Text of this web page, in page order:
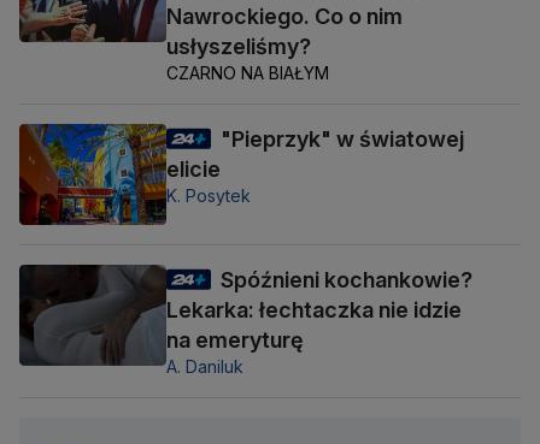
Nawrockiego. Co o nim
usłyszeliśmy?
CZARNO NA BIAŁYM
"Pieprzyk" w światowej
elicie
K. Posytek
Spóźnieni kochankowie?
Lekarka: łechtaczka nie idzie
na emeryturę
A. Daniluk